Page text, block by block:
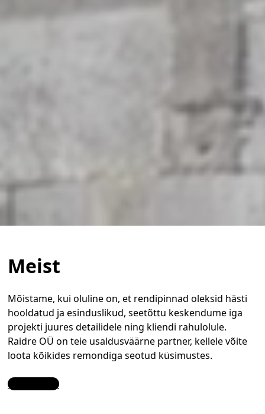
Meist
Mõistame, kui oluline on, et rendipinnad oleksid hästi
hooldatud ja esinduslikud, seetõttu keskendume iga
projekti juures detailidele ning kliendi rahulolule.
Raidre OÜ on teie usaldusväärne partner, kellele võite
loota kõikides remondiga seotud küsimustes.
Contact Us